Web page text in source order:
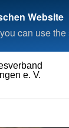
Website
can use
e. V.